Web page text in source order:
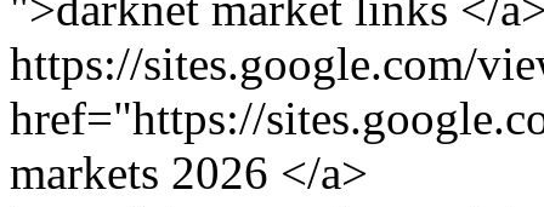
https://sites.google.com/
href="https://
markets 2026 </a>